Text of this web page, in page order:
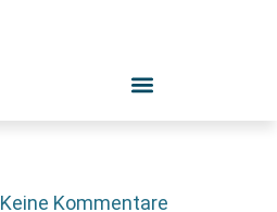
Keine Kommentare